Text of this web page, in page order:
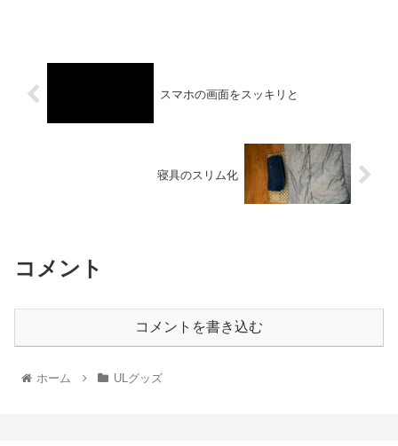
スマホの画面をスッキリと
寝具のスリム化
コメント
コメントを書き込む
ホーム ULグッズ